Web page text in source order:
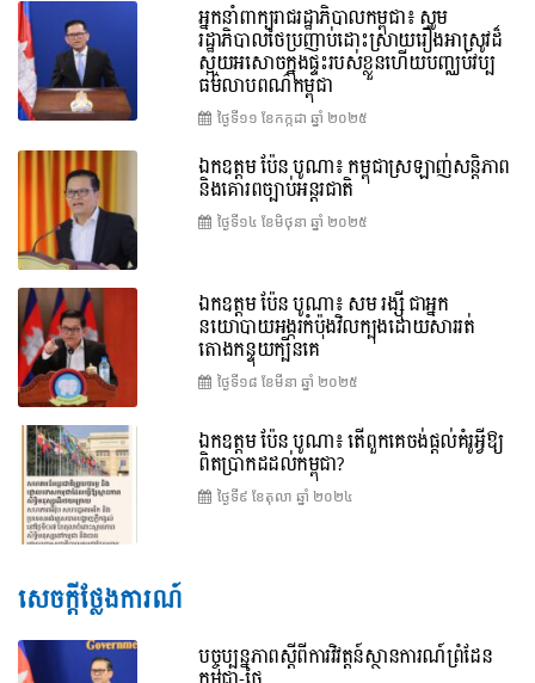
អ្នកនាំពាក្យរាជរដ្ឋាភិបាលកម្ពុជា៖ សូម
រដ្ឋាភិបាលថៃប្រញាប់ដោះស្រាយរឿងអាស្រូវដ៏
ស្អុយអសោចក្នុងផ្ទះរបស់ខ្លួនហើយបញ្ឈប់វប្ប
ធម៌លាបពណ៌កម្ពុជា
ថ្ងៃទី១១ ខែ​កក្កដា ឆ្នាំ ២០២៥
ឯកឧត្តម ប៉ែន បូណា៖ កម្ពុជាស្រឡាញ់សន្តិភាព
និងគោរពច្បាប់អន្តរជាតិ
ថ្ងៃទី១៤ ខែ​មិថុនា ឆ្នាំ ២០២៥
ឯកឧត្តម ប៉ែន បូណា៖ សម រង្ស៊ី ជាអ្នក
នយោបាយអង្ករកំប៉ុងវិលក្បុងដោយសាររត់
តោងកន្ទុយក្បិនគេ
ថ្ងៃទី១៨ ខែ​មីនា ឆ្នាំ ២០២៥
ឯកឧត្តម ប៉ែន បូណា៖ តើពួកគេចង់ផ្តល់គំរូអ្វីឱ្យ
ពិតប្រាកដដល់កម្ពុជា?
ថ្ងៃទី៩ ខែ​តុលា ឆ្នាំ ២០២៤
សេចក្តីថ្លែងការណ៍
បច្ចុប្បន្នភាពស្ដីពីការវិវត្តន៍ស្ថានការណ៍ព្រំដែន